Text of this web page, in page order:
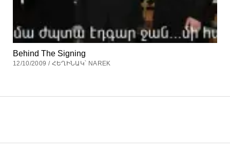
Behind The Signing
12/10/2009 / ՀԵՂԻՆԱԿ՝ NAREK